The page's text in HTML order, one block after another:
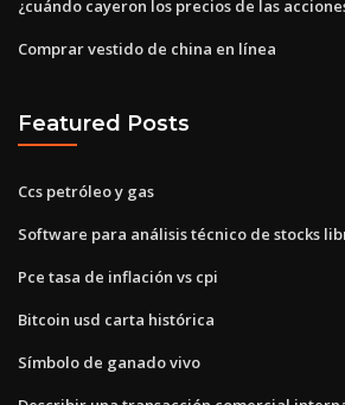
¿cuándo cayeron los precios de las acciones
Comprar vestido de china en línea
Featured Posts
Ccs petróleo y gas
Software para análisis técnico de stocks
Pce tasa de inflación vs cpi
Bitcoin usd carta histórica
Símbolo de ganado vivo